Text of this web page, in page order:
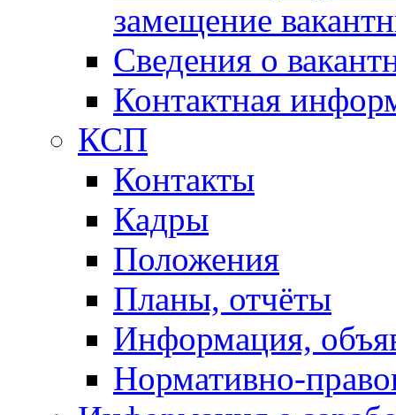
замещение
Сведения о
Контактная
КСП
Контакты
Кадры
Положения
Планы, отчёты
Информация,
Нормативно-